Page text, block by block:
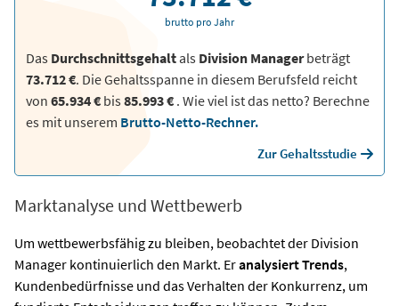
Das Durchschnittsgehaltals Division Managerbeträgt
73.712 €. Die Gehaltsspanne in diesem Berufsfeld reicht
von 65.934 € bis85.993 € . Wie viel ist das netto? Berechne
es mit unserem Brutto-Netto-Rechner.
Zur Gehaltsstudie
brutto pro Jahr
Marktanalyse und Wettbewerb
Um wettbewerbsfähig zu bleiben, beobachtet der Division
Manager kontinuierlich den Markt. Eranalysiert Trends,
Kundenbedürfnisse und das Verhalten der Konkurrenz, um